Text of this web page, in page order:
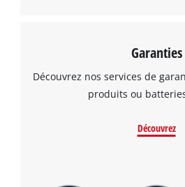
Garanties
Découvrez nos services de
produits ou
Découvrez